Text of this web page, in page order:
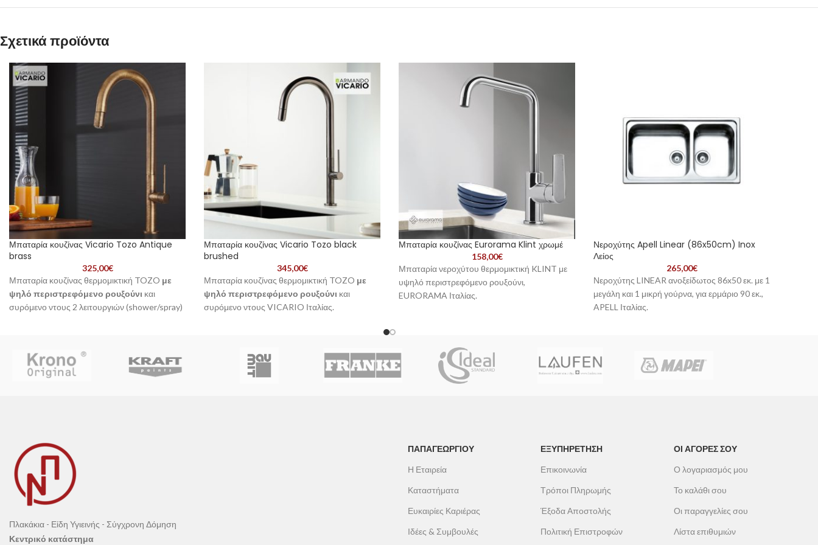
Σχετικά προϊόντα
Μπαταρία κουζίνας Vicario Tozo Antique
brass
325,00€
Μπαταρία κουζίνας θερμομικτική TOZO με
ψηλό περιστρεφόμενο ρουξούνι και
συρόμενο ντους 2 λειτουργιών (shower/spray)
Μπαταρία κουζίνας Vicario Tozo black
brushed
345,00€
Μπαταρία κουζίνας θερμομικτική TOZO με
ψηλό περιστρεφόμενο ρουξούνι και
συρόμενο ντους VICARIO Ιταλίας.
Μπαταρία κουζίνας Eurorama Klint χρωμέ
158,00€
Μπαταρία νεροχύτου θερμομικτική KLINT με
υψηλό περιστρεφόμενο ρουξούνι,
EURORAMA Ιταλίας.
Νεροχύτης Apell Linear (86x50cm) Inox
Λείος
265,00€
Νεροχύτης LINEAR ανοξείδωτος 86x50 εκ. με 1
μεγάλη και 1 μικρή γούρνα, για ερμάριο 90 εκ.,
APELL Ιταλίας.
Πλακάκια - Είδη Υγιεινής - Σύγχρονη Δόμηση
Κεντρικό κατάστημα
ΠΑΠΑΓΕΩΡΓΊΟΥ
Η Εταιρεία
Καταστήματα
Ευκαιρίες Καριέρας
Ιδέες & Συμβουλές
ΕΞΥΠΗΡΕΤΗΣΗ
Επικοινωνία
Τρόποι Πληρωμής
Έξοδα Αποστολής
Πολιτική Επιστροφών
ΟΙ ΑΓΟΡΕΣ ΣΟΥ
Ο λογαριασμός μου
Το καλάθι σου
Οι παραγγελίες σου
Λίστα επιθυμιών